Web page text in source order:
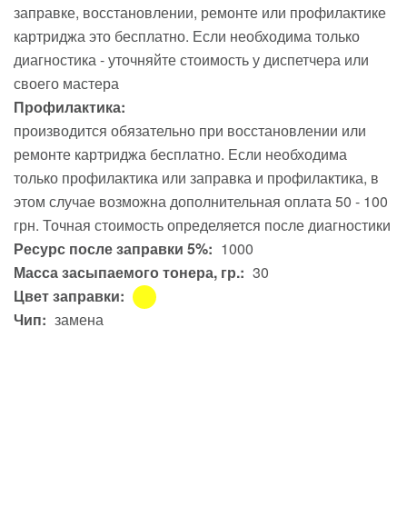
заправке, восстановлении, ремонте или профилактике
картриджа это бесплатно. Если необходима только
диагностика - уточняйте стоимость у диспетчера или
своего мастера
Профилактика:
производится обязательно при восстановлении или
ремонте картриджа бесплатно. Если необходима
только профилактика или заправка и профилактика, в
этом случае возможна дополнительная оплата 50 - 100
грн. Точная стоимость определяется после диагностики
Ресурс после заправки 5%: 1000
Масса засыпаемого тонера, гр.: 30
Цвет заправки:
Чип: замена